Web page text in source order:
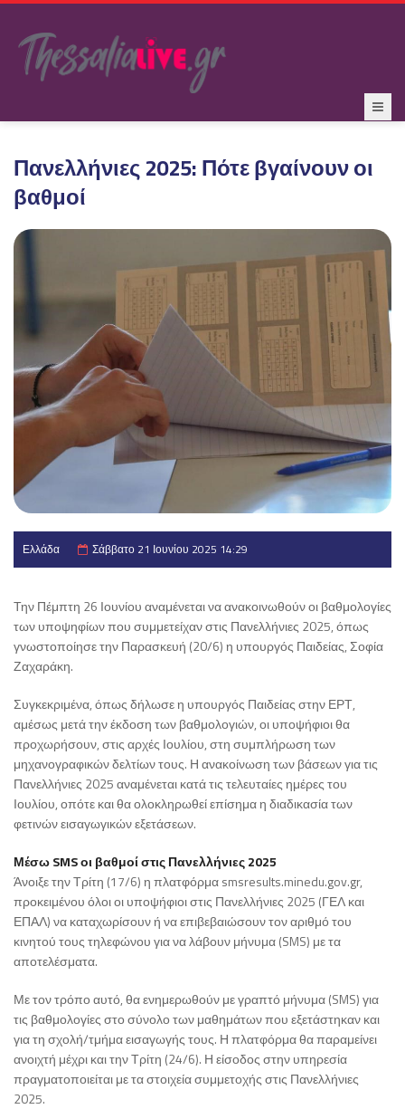
Πανελλήνιες 2025: Πότε βγαίνουν οι
βαθμοί
Ελλάδα Σάββατο 21 Ιουνίου 2025 14:29
Την Πέμπτη 26 Ιουνίου αναμένεται να ανακοινωθούν οι βαθμολογίες
των υποψηφίων που συμμετείχαν στις Πανελλήνιες 2025, όπως
γνωστοποίησε την Παρασκευή (20/6) η υπουργός Παιδείας, Σοφία
Ζαχαράκη.
Συγκεκριμένα, όπως δήλωσε η υπουργός Παιδείας στην ΕΡΤ,
αμέσως μετά την έκδοση των βαθμολογιών, οι υποψήφιοι θα
προχωρήσουν, στις αρχές Ιουλίου, στη συμπλήρωση των
μηχανογραφικών δελτίων τους. Η ανακοίνωση των βάσεων για τις
Πανελλήνιες 2025 αναμένεται κατά τις τελευταίες ημέρες του
Ιουλίου, οπότε και θα ολοκληρωθεί επίσημα η διαδικασία των
φετινών εισαγωγικών εξετάσεων.
Μέσω SMS οι βαθμοί στις Πανελλήνιες 2025
Άνοιξε την Τρίτη (17/6) η πλατφόρμα smsresults.minedu.gov.gr,
προκειμένου όλοι οι υποψήφιοι στις Πανελλήνιες 2025 (ΓΕΛ και
ΕΠΑΛ) να καταχωρίσουν ή να επιβεβαιώσουν τον αριθμό του
κινητού τους τηλεφώνου για να λάβουν μήνυμα (SMS) με τα
αποτελέσματα.
Με τον τρόπο αυτό, θα ενημερωθούν με γραπτό μήνυμα (SMS) για
τις βαθμολογίες στο σύνολο των μαθημάτων που εξετάστηκαν και
για τη σχολή/τμήμα εισαγωγής τους. Η πλατφόρμα θα παραμείνει
ανοιχτή μέχρι και την Τρίτη (24/6). Η είσοδος στην υπηρεσία
πραγματοποιείται με τα στοιχεία συμμετοχής στις Πανελλήνιες
2025.